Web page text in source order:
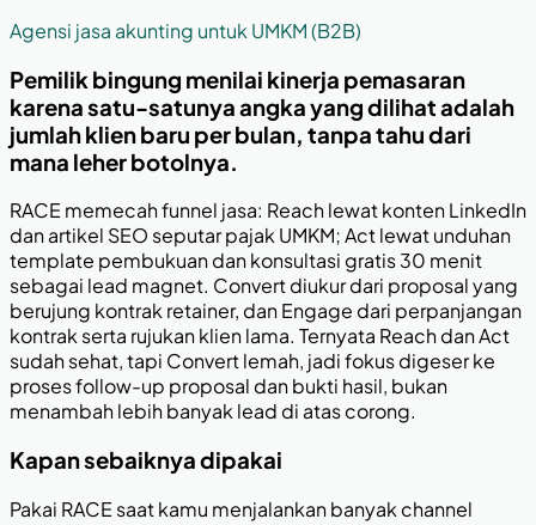
Agensi jasa akunting untuk UMKM (B2B)
Pemilik bingung menilai kinerja pemasaran
karena satu-satunya angka yang dilihat adalah
jumlah klien baru per bulan, tanpa tahu dari
mana leher botolnya.
RACE memecah funnel jasa: Reach lewat konten LinkedIn
dan artikel SEO seputar pajak UMKM; Act lewat unduhan
template pembukuan dan konsultasi gratis 30 menit
sebagai lead magnet. Convert diukur dari proposal yang
berujung kontrak retainer, dan Engage dari perpanjangan
kontrak serta rujukan klien lama. Ternyata Reach dan Act
sudah sehat, tapi Convert lemah, jadi fokus digeser ke
proses follow-up proposal dan bukti hasil, bukan
menambah lebih banyak lead di atas corong.
Kapan sebaiknya dipakai
Pakai RACE saat kamu menjalankan banyak channel